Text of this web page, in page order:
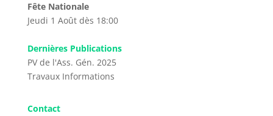
Fête Nationale
Jeudi 1 Août dès 18:00
Dernières Publications
PV de l'Ass. Gén. 2025
Travaux Informations
Contact